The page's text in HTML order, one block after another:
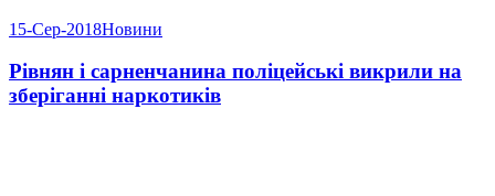
15-Сер-2018Новини
Рівнян і сарненчанина поліцейські викрили на
зберіганні наркотиків